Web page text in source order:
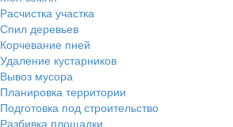
Расчистка участка
Спил деревьев
Корчевание пней
Удаление кустарников
Вывоз мусора
Планировка территории
Подготовка под строительство
Разбивка площадки